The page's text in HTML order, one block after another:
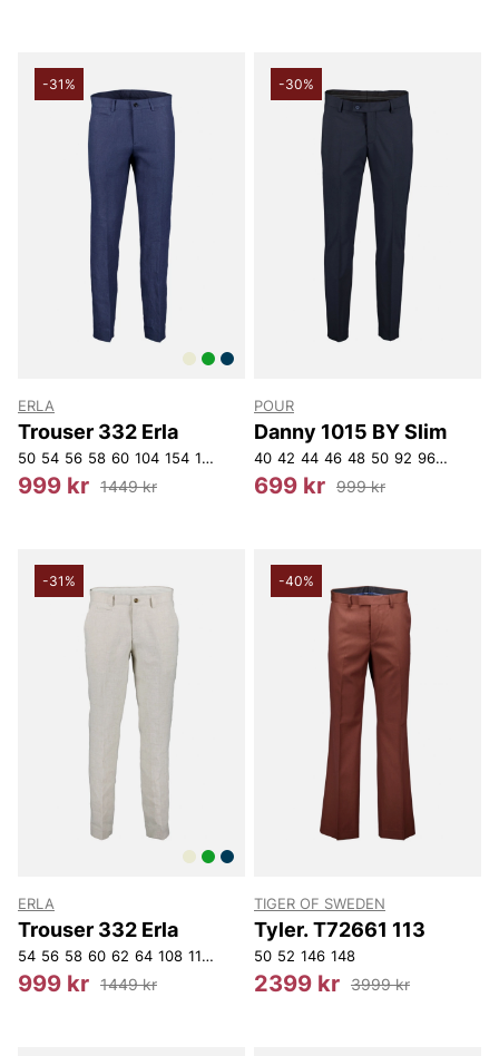
-31%
ERLA
Trouser 332 Erla
50 54 56 58 60 104 154 156 D100 D112 D116 D120
999 kr 1449 kr
-30%
POUR
Danny 1015 BY Slim
40 42 44 46 48 50 92 96 104
699 kr 999 kr
-31%
ERLA
Trouser 332 Erla
54 56 58 60 62 64 108 116 156 158 D104 D112
999 kr 1449 kr
-40%
TIGER OF SWEDEN
Tyler. T72661 113
50 52 146 148
2399 kr 3999 kr